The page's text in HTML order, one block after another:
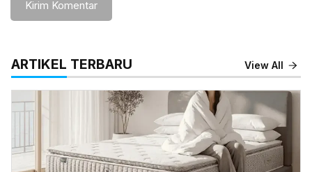
ARTIKEL TERBARU View All